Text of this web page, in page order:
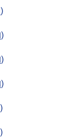
)
)
)
)
)
)